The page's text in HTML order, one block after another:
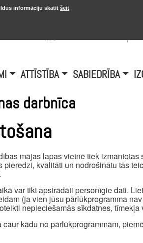
m/s
ATTĪSTĪBA SABIEDRĪBA
darbnīca
mājas lapas vietnē tiek
pieredzi, kvalitāti un nodrošinātu tās
var tikt apstrādāti personīgie dati.
(ja vien jūsu pārlūkprogramma
nepieciešamās sīkdatnes,
kādu no pārlūkprogrammām,
informāciju skatīt šeit